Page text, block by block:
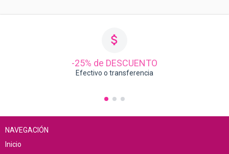
-25% de DESCUENTO
Efectivo o transferencia
NAVEGACIÓN
Inicio